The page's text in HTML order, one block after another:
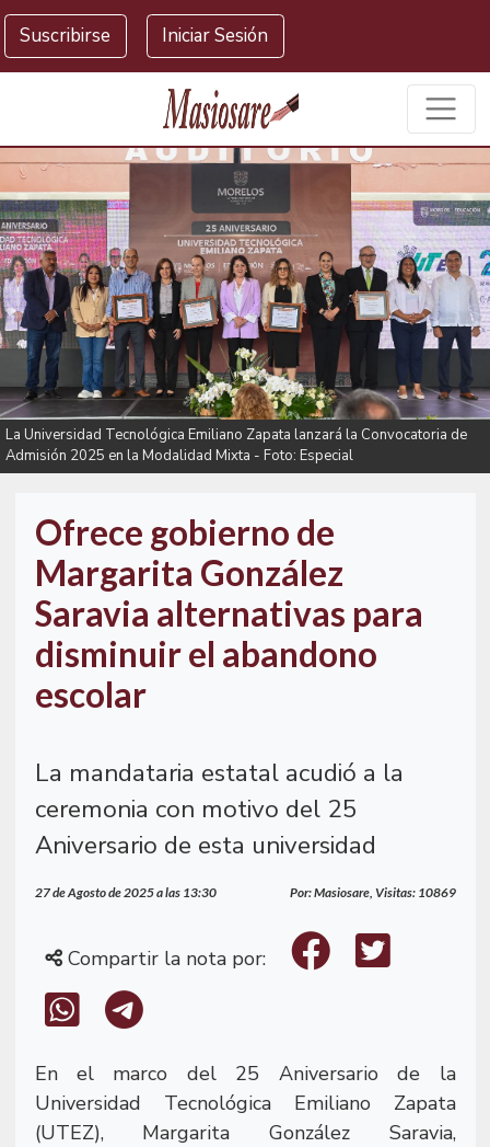
Masiosare agencia de noticias
Suscribirse Iniciar Sesión
La Universidad Tecnológica Emiliano Zapata lanzará la Convocatoria de
Admisión 2025 en la Modalidad Mixta - Foto: Especial
Ofrece gobierno de
Margarita González
Saravia alternativas para
disminuir el abandono
escolar
La mandataria estatal acudió a la
ceremonia con motivo del 25
Aniversario de esta universidad
27 de Agosto de 2025 a las 13:30 Por: Masiosare, Visitas: 10869
Compartir la nota por:
En el marco del 25 Aniversario de la
Universidad Tecnológica Emiliano Zapata
(UTEZ), Margarita González Saravia,